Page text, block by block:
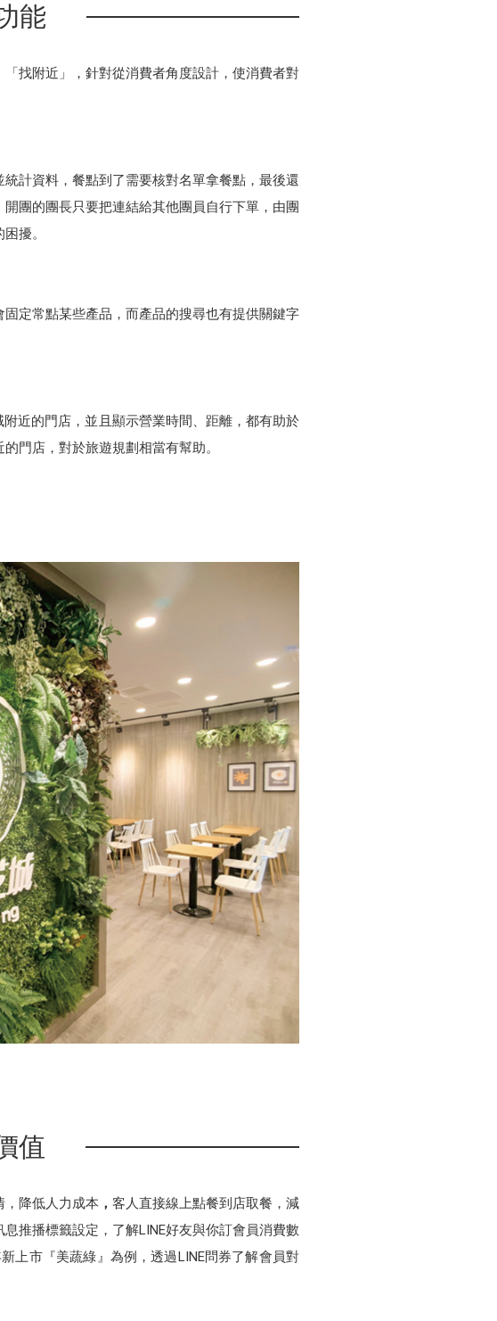
能
找附近」，針對從消費者角度設計，使消費者對
計資料，餐點到了需要核對名單拿餐點，最後還
團的團長只要把連結給其他團員自行下單，由團
擾。
定常點某些產品，而產品的搜尋也有提供關鍵字
近的門店，並且顯示營業時間、距離，都有助於
門店，對於旅遊規劃相當有幫助。
值
，降低人力成本 ， 客人直接線上點餐到店取餐，減
推播標籤設定，了解LINE好友與你訂會員消費數
上市『美蔬綠』為例，透過LINE問券了解會員對